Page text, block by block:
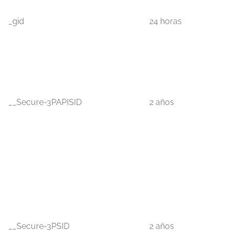
_gid 24 horas
__Secure-3PAPISID 2 años
__Secure-3PSID 2 años